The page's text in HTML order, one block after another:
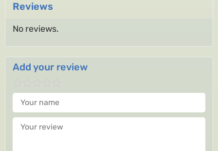
Reviews
No reviews.
Add your review
Your name
Your review